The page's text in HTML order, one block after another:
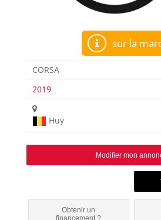
sur la
CORSA
2019
Huy
Modifier mon
Obtenir un
financement ?